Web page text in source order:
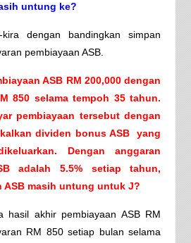
untung ke?
dengan bandingkan simpan
pembiayaan ASB.
ASB RM 200,000 dengan
850 selama tempoh 35 tahun.
pembiayaan tersebut dengan
dividen bonus ASB yang
Dengan anggaran
adalah 5.5% setiap tahun,
ASB masih untung untuk J?
hasil akhir pembiayaan ASB RM
RM 850 setiap bulan selama